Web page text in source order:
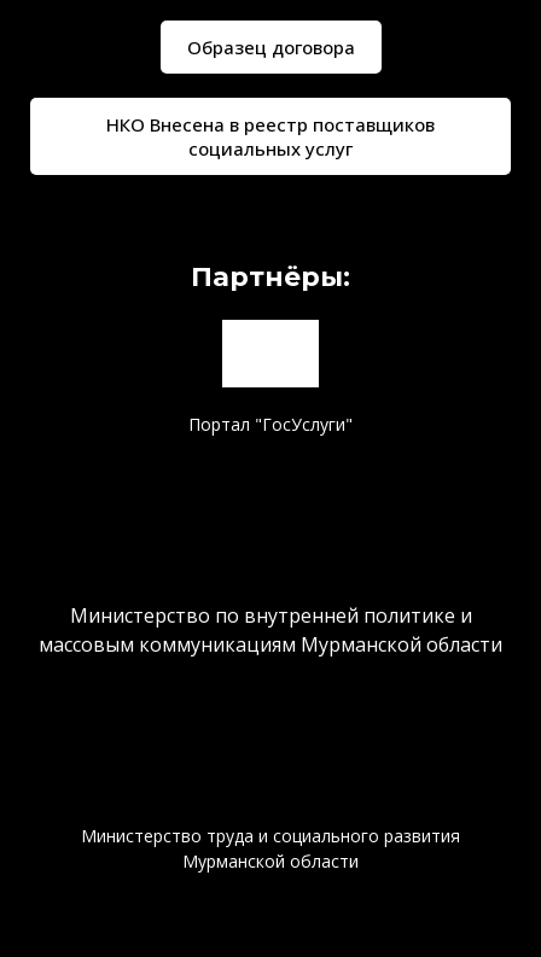
Образец договора
НКО Внесена в реестр поставщиков
социальных услуг
Партнёры:
Портал "ГосУслуги"
Министерство по внутренней политике и
массовым коммуникациям Мурманской области
Министерство труда и социального развития
Мурманской области